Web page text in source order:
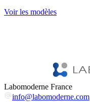
Voir les modèles
Labomoderne France
info@labomoderne.com